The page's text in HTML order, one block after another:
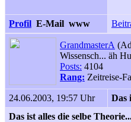
Profil E-Mail www
GrandmasterA
Wissensch... äh
Posts: 4104
Rang: Zeitreise-
24.06.2003, 19:57 Uhr
Das
Das ist alles die selbe